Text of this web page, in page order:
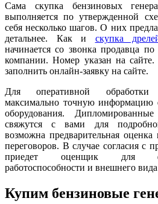
Сама скупка бензиновых
выполняется по утвержденной
себя несколько шагов. О них
детальнее. Как и скупка
начинается со звонка продавца
компании. Номер указан на
заполнить онлайн-заявку на сайте.
Для оперативной обработки
максимально точную информацию
оборудования.
свяжутся с вами для
возможна предварительная
переговоров. В случае согласия с
приедет оценщик для
работоспособности и внешнего вида
Купим бензиновые